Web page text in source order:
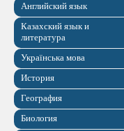
Английский язык
Казахский язык и
литература
Українська мова
История
География
Биология